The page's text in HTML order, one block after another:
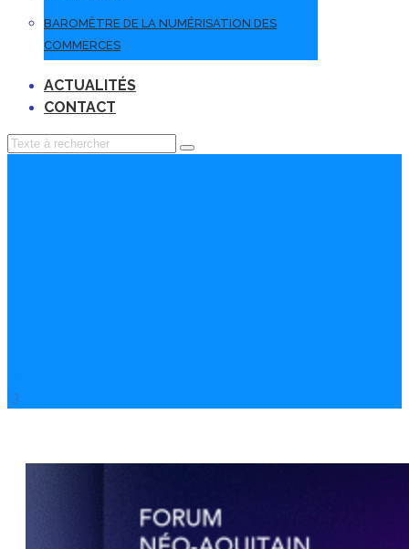
BAROMÈTRE DE LA NUMÉRISATION DES
COMMERCES
ACTUALITÉS
CONTACT